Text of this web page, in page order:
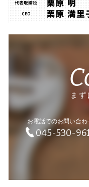
ま
お電話でのお問い合わ
045-530-